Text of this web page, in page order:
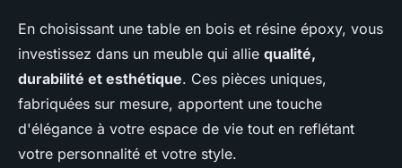
En choisissant une table en bois et résine époxy, vous
investissez dans un meuble qui allie qualité,
durabilité et esthétique. Ces pièces uniques,
fabriquées sur mesure, apportent une touche
d'élégance à votre espace de vie tout en reflétant
votre personnalité et votre style.